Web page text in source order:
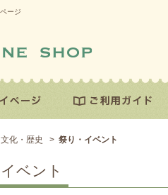
ージ
文化・歴史 > 祭り・イベント
ベント